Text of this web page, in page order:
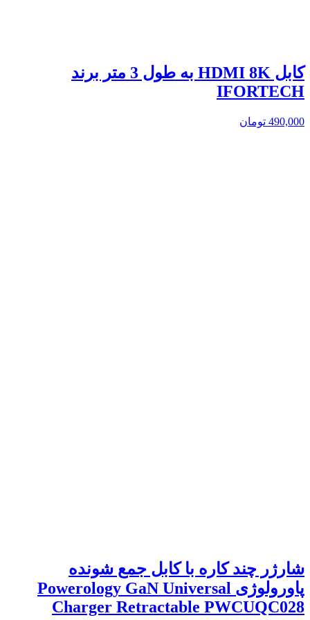
کابل HDMI 8K به طول 3 متر برند
IFORTECH
490,000 تومان
شارژر چند کاره با کابل جمع شونده
پاورولوژی Powerology GaN Universal
Charger Retractable PWCUQC028